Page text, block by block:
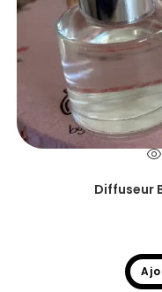
Diffuseur